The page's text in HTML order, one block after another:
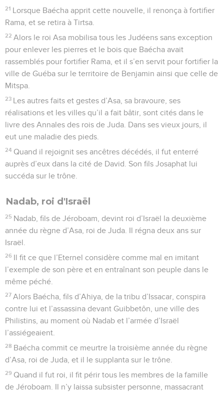
21 Lorsque Baécha apprit cette nouvelle, il renonça à fortifier
Rama, et se retira à Tirtsa.
22 Alors le roi Asa mobilisa tous les Judéens sans exception
pour enlever les pierres et le bois que Baécha avait
rassemblés pour fortifier Rama, et il s’en servit pour fortifier la
ville de Guéba sur le territoire de Benjamin ainsi que celle de
Mitspa.
23 Les autres faits et gestes d’Asa, sa bravoure, ses
réalisations et les villes qu’il a fait bâtir, sont cités dans le
livre des Annales des rois de Juda. Dans ses vieux jours, il
eut une maladie des pieds.
24 Quand il rejoignit ses ancêtres décédés, il fut enterré
auprès d’eux dans la cité de David. Son fils Josaphat lui
succéda sur le trône.
Nadab, roi d'Israël
25 Nadab, fils de Jéroboam, devint roi d’Israël la deuxième
année du règne d’Asa, roi de Juda. Il régna deux ans sur
Israël.
26 Il fit ce que l’Eternel considère comme mal en imitant
l’exemple de son père et en entraînant son peuple dans le
même péché.
27 Alors Baécha, fils d’Ahiya, de la tribu d’Issacar, conspira
contre lui et l’assassina devant Guibbetôn, une ville des
Philistins, au moment où Nadab et l’armée d’Israël
l’assiégeaient.
28 Baécha commit ce meurtre la troisième année du règne
d’Asa, roi de Juda, et il le supplanta sur le trône.
29 Quand il fut roi, il fit périr tous les membres de la famille
de Jéroboam. Il n’y laissa subsister personne, massacrant